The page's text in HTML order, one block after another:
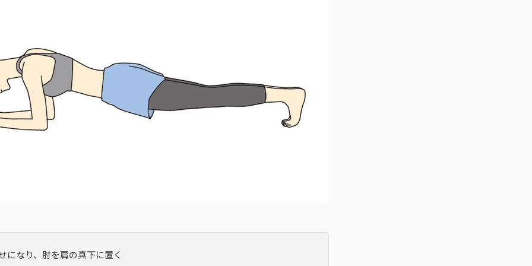
になり、肘を肩の真下に置く